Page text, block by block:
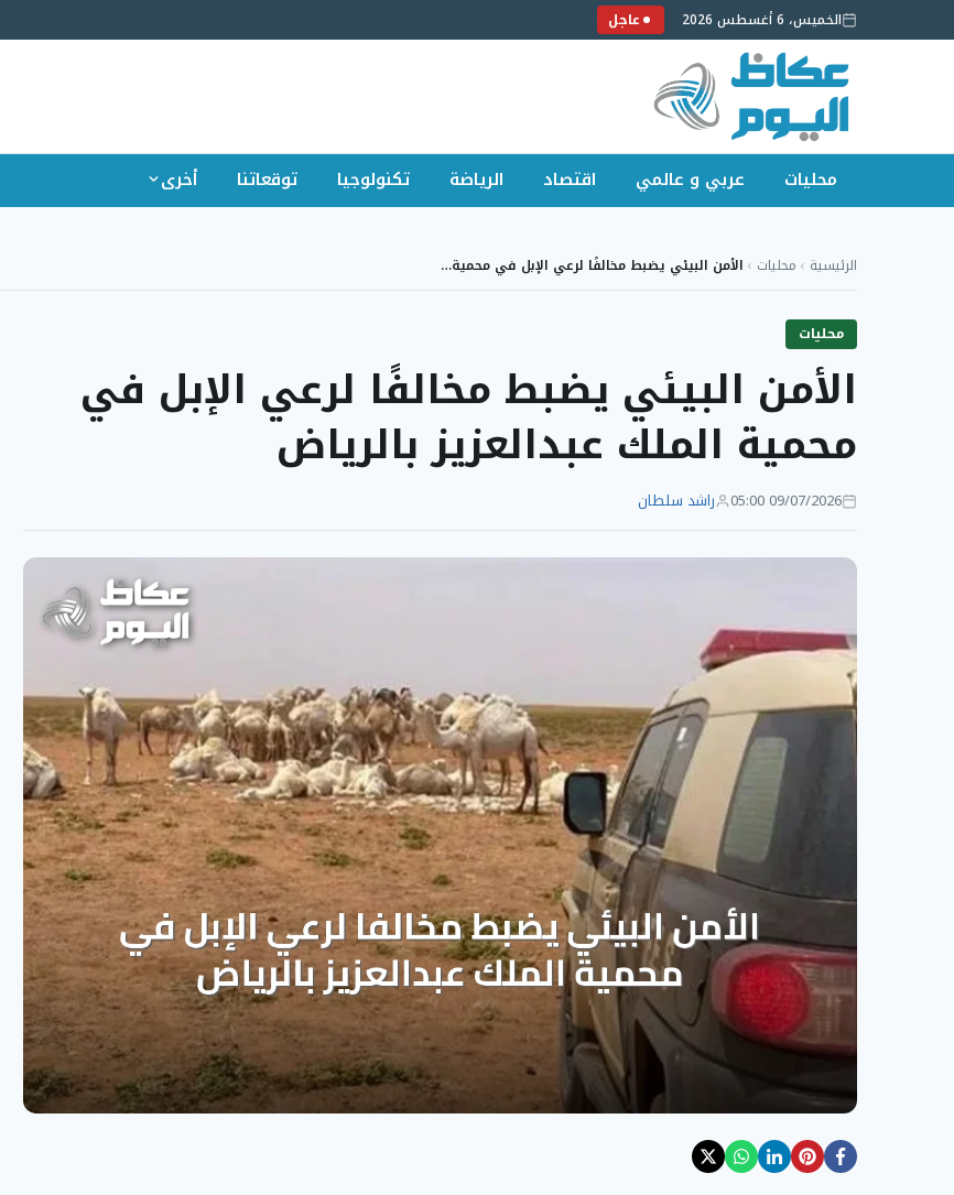
الخميس، 6 أغسطس 2026 عاجل
محليات عربي و عالمي اقتصاد الرياضة تكنولوجيا توقعاتنا أخرى
الرئيسية › محليات › الأمن البيئي يضبط مخالفًا لرعي الإبل في محمية…
محليات
الأمن البيئي يضبط مخالفًا لرعي الإبل في
محمية الملك عبدالعزيز بالرياض
09/07/2026 05:00 راشد سلطان